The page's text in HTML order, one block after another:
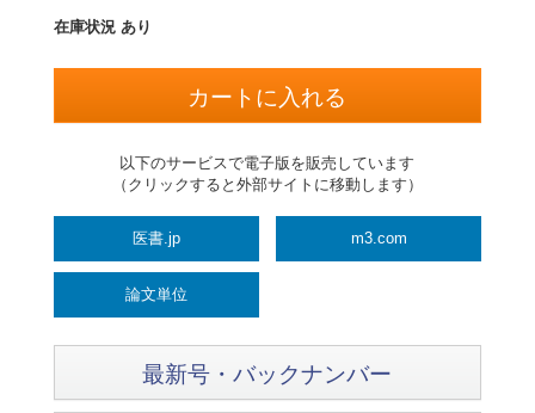
在庫状況 あり
以下のサービスで電子版を販売しています
（クリックすると外部サイトに移動します）
医書.jp m3.com
論文単位
最新号・バックナンバー